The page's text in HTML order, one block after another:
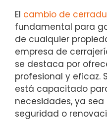
El cambio de
fundamental para
de cualquier
empresa de
se destaca por
profesional y eficaz.
está capacitado
necesidades, ya
seguridad o